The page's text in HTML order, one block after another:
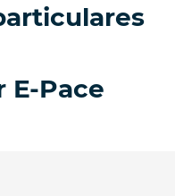
E-Pace